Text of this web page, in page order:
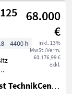
68.000
€
inkl. 13%
MwSt./Verm.
60.176,99 €
exkl.
4400 h
117
Landforst TechnikCenter Knittelfeld